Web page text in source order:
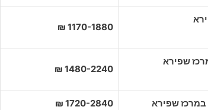
1170-1880 ₪
1480-2240 ₪
1720-2840 ₪